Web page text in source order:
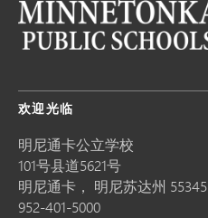
欢迎光临
明尼通卡公立学校
101号县道5621号
明尼通卡， 明尼苏达州 55345
952-401-5000